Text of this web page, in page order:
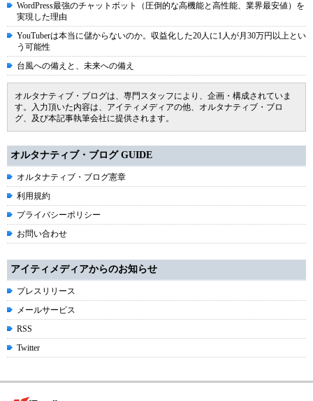
WordPress最強のチャットボット（圧倒的な高機能と高性能、業界最安値）を
実現した理由
YouTuberは本当に儲からないのか。収益化した20人に1人が月30万円以上とい
う可能性
台風への備えと、未来への備え
オルタナティブ・ブログは、専門スタッフにより、企画・構成されていま
す。入力頂いた内容は、アイティメディアの他、オルタナティブ・ブロ
グ、及び本記事執筆会社に提供されます。
オルタナティブ・ブログ GUIDE
オルタナティブ・ブログ憲章
利用規約
プライバシーポリシー
お問い合わせ
アイティメディアからのお知らせ
プレスリリース
メールサービス
RSS
Twitter